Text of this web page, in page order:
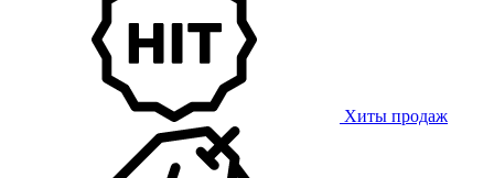
Хиты продаж